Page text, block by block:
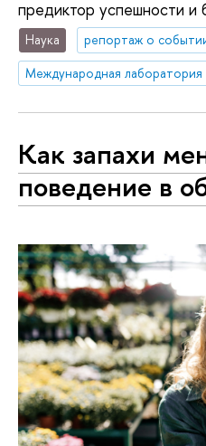
предиктор успешности и
Наука
репортаж о
Как запахи
поведение в